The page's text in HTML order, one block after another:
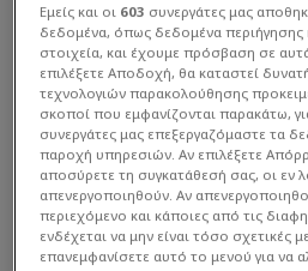
Εμείς και οι 603 συνεργάτες μας
δεδομένα, όπως δεδομένα περιήγησης
στοιχεία, και έχουμε πρόσβαση σε
επιλέξετε Αποδοχή, θα καταστεί
τεχνολογιών παρακολούθησης
σκοποί που εμφανίζονται παρακάτω,
συνεργάτες μας επεξεργαζόμαστε τα
παροχή υπηρεσιών. Αν επιλέξετε
αποσύρετε τη συγκατάθεσή σας, οι εν
απενεργοποιηθούν. Αν
περιεχόμενο και κάποιες από τις
ενδέχεται να μην είναι τόσο σχετικές
επανεμφανίσετε αυτό το μενού για να